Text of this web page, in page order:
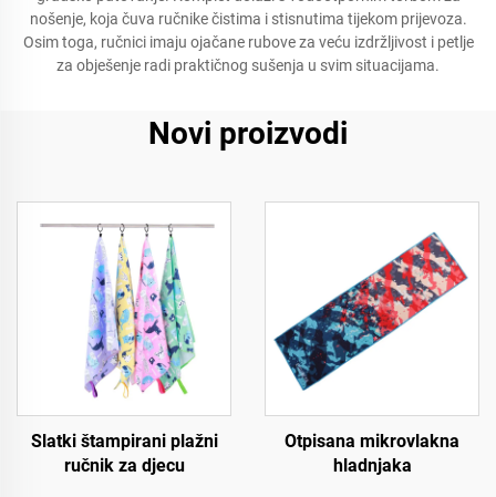
nošenje, koja čuva ručnike čistima i stisnutima tijekom prijevoza.
Osim toga, ručnici imaju ojačane rubove za veću izdržljivost i petlje
za obješenje radi praktičnog sušenja u svim situacijama.
Novi proizvodi
Slatki štampirani plažni
ručnik za djecu
Otpisana mikrovlakna
hladnjaka